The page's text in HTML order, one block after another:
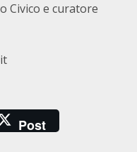
Civico e curatore
Post